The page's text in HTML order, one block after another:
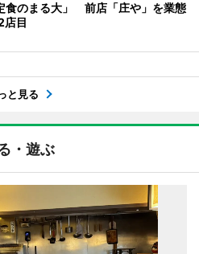
食のまる大」 前店「庄や」を業態
店目
と見る
・遊ぶ